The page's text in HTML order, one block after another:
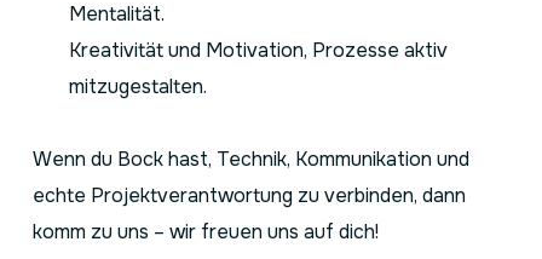
Mentalität.
Kreativität und Motivation, Prozesse aktiv
mitzugestalten.
Wenn du Bock hast, Technik, Kommunikation und
echte Projektverantwortung zu verbinden, dann
komm zu uns – wir freuen uns auf dich!